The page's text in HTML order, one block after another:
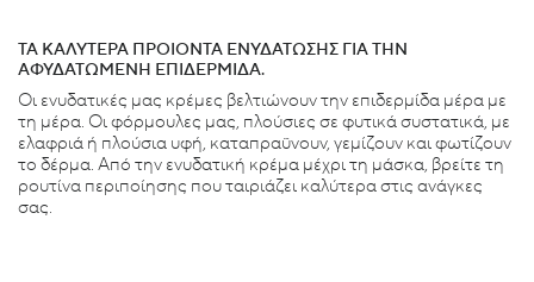
ΤΑ ΚΑΛΥΤΕΡΑ ΠΡΟΙΟΝΤΑ ΕΝΥΔΑΤΩΣΗΣ ΓΙΑ ΤΗΝ
ΑΦΥΔΑΤΩΜΕΝΗ ΕΠΙΔΕΡΜΙΔΑ.
Οι ενυδατικές μας κρέμες βελτιώνουν την επιδερμίδα μέρα με
τη μέρα. Οι φόρμουλες μας, πλούσιες σε φυτικά συστατικά, με
ελαφριά ή πλούσια υφή, καταπραΰνουν, γεμίζουν και φωτίζουν
το δέρμα. Από την ενυδατική κρέμα μέχρι τη μάσκα, βρείτε τη
ρουτίνα περιποίησης που ταιριάζει καλύτερα στις ανάγκες
σας.